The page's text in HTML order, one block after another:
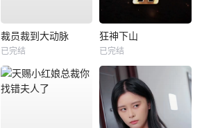
裁员裁到大动脉
已完结
狂神下山
已完结